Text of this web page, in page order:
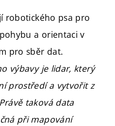
robotického psa pro
a orientaci v
pro sběr dat.
výbavy je lidar, který
prostředí a vytvořit z
taková data
při mapování